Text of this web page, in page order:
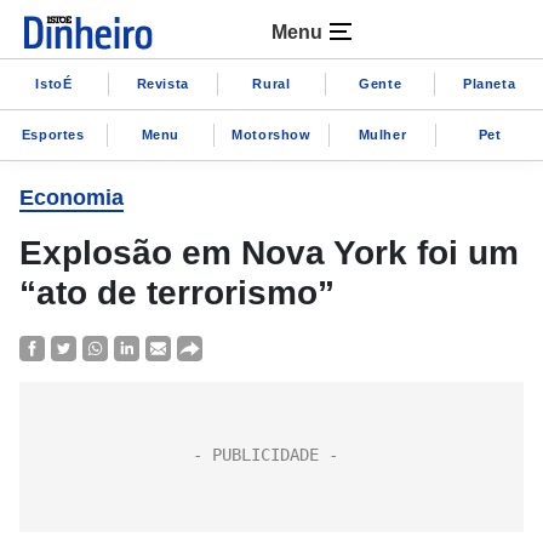
Menu
IstoÉ Revista Rural Gente Planeta
Esportes Menu Motorshow Mulher Pet
Economia
Explosão em Nova York foi um
“ato de terrorismo”